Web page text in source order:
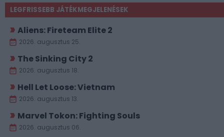
LEGFRISSEBB JÁTÉKMEGJELENÉSEK
Aliens: Fireteam Elite 2
2026. augusztus 25.
The Sinking City 2
2026. augusztus 18.
Hell Let Loose: Vietnam
2026. augusztus 13.
Marvel Tokon: Fighting Souls
2026. augusztus 06.